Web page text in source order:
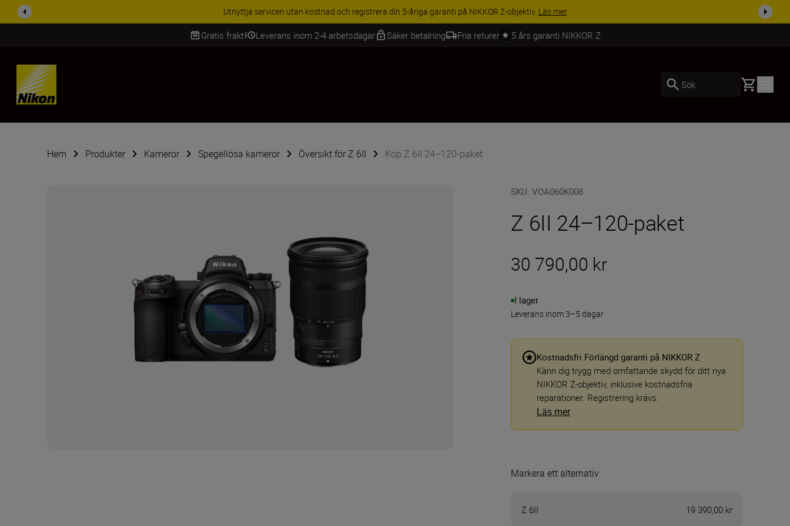
RABATT PÅ TILLBEHÖR | Få 15 % rabatt på utvalda tillbehör, komplettera din utrustning i dagHandla nu
Gratis frakt Leverans inom 2-4 arbetsdagar Säker betalning Fria returer 5 års garanti NIKKOR Z
SKIP
Sök Basket
Hem Produkter Kameror Spegellösa kameror Översikt för Z 6II Köp Z 6II 24–120-paket
SKU:VOA060K008
Z 6II 24–120-paket
30 790,00 kr
I lager
Leverans inom 3–5 dagar
Kostnadsfri Förlängd garanti på NIKKOR Z
Känn dig trygg med omfattande skydd för ditt nya
NIKKOR Z-objektiv, inklusive kostnadsfria
reparationer. Registrering krävs.
Läs mer
Markera ett alternativ
Z 6II 19 390,00 kr